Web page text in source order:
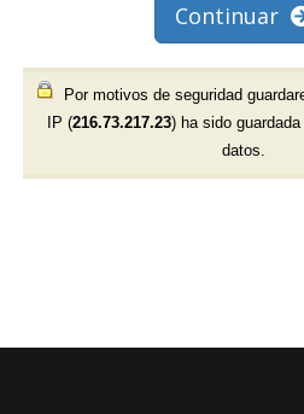
Continuar
Por motivos de seguridad
IP (216.73.217.23) ha sido
datos.